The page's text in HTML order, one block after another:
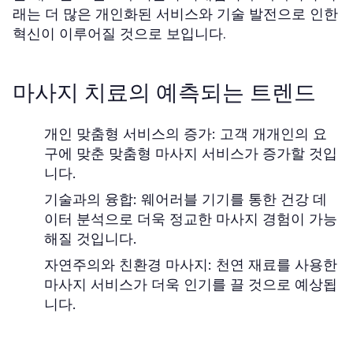
래는 더 많은 개인화된 서비스와 기술 발전으로 인한
혁신이 이루어질 것으로 보입니다.
마사지 치료의 예측되는 트렌드
개인 맞춤형 서비스의 증가: 고객 개개인의 요
구에 맞춘 맞춤형 마사지 서비스가 증가할 것입
니다.
기술과의 융합: 웨어러블 기기를 통한 건강 데
이터 분석으로 더욱 정교한 마사지 경험이 가능
해질 것입니다.
자연주의와 친환경 마사지: 천연 재료를 사용한
마사지 서비스가 더욱 인기를 끌 것으로 예상됩
니다.